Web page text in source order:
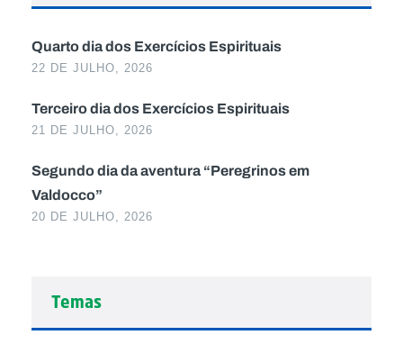
Quarto dia dos Exercícios Espirituais
22 DE JULHO, 2026
Terceiro dia dos Exercícios Espirituais
21 DE JULHO, 2026
Segundo dia da aventura “Peregrinos em
Valdocco”
20 DE JULHO, 2026
Temas